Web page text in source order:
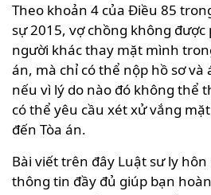
Theo khoản 4 của Điều 85
sự 2015, vợ chồng không
người khác thay mặt mình
án, mà chỉ có thể nộp hồ sơ và
nếu vì lý do nào đó không thể
có thể yêu cầu xét xử vắng
đến Tòa án.
Bài viết trên đây Luật sư ly
thông tin đầy đủ giúp bạn